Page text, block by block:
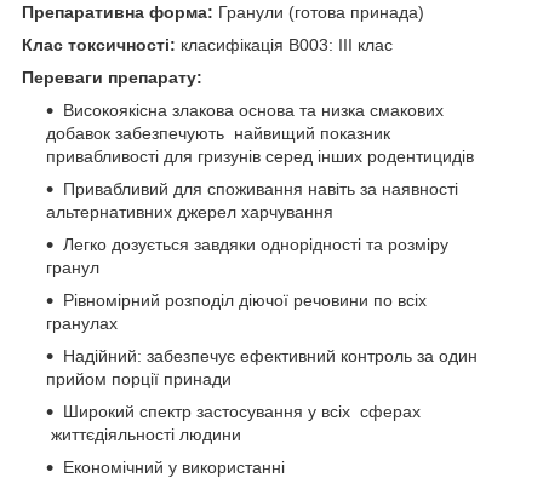
Препаративна форма: Гранули (готова принада)
Клас токсичності: класифікація В003: ІІІ клас
Переваги препарату:
Високоякісна злакова основа та низка смакових
добавок забезпечують найвищий показник
привабливості для гризунів серед інших родентицидів
Привабливий для споживання навіть за наявності
альтернативних джерел харчування
Легко дозується завдяки однорідності та розміру
гранул
Рівномірний розподіл діючої речовини по всіх
гранулах
Надійний: забезпечує ефективний контроль за один
прийом порції принади
Широкий спектр застосування у всіх сферах
життєдіяльності людини
Економічний у використанні